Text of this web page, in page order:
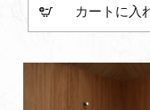
カート